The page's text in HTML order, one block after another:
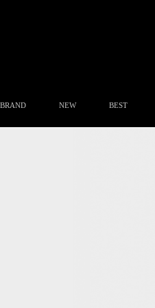
BRAND NEW BEST